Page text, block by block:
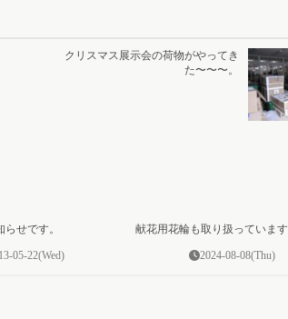
クリスマス展示会の荷物がやってき
た〜〜〜。
せです。
05-22(Wed)
献花用花輪も取り扱っています
2024-08-08(Thu)